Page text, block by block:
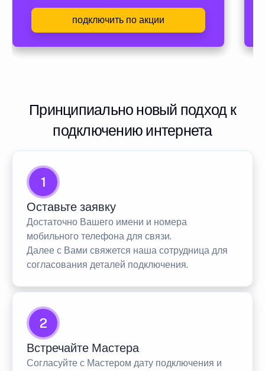
подключить по акции
Принципиально новый подход к
подключению интернета
1
Оставьте заявку
Достаточно Вашего имени и номера
мобильного телефона для связи.
Далее с Вами свяжется наша сотрудница для
согласования деталей подключения.
2
Встречайте Мастера
Согласуйте с Мастером дату подключения и